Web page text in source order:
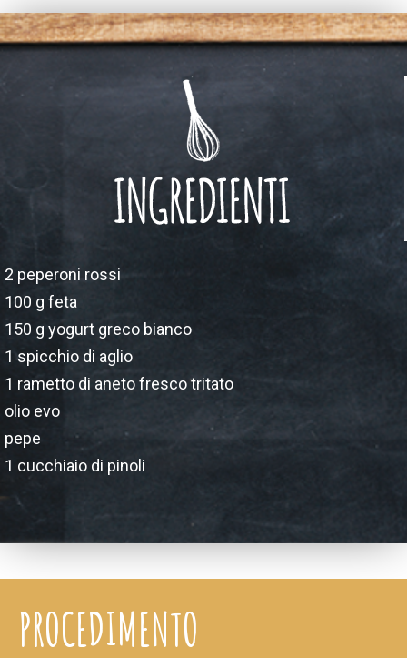
2 peperoni rossi
100 g feta
150 g yogurt greco bianco
1 spicchio di aglio
1 rametto di aneto fresco tritato
olio evo
pepe
1 cucchiaio di pinoli
PROCEDIMENTO